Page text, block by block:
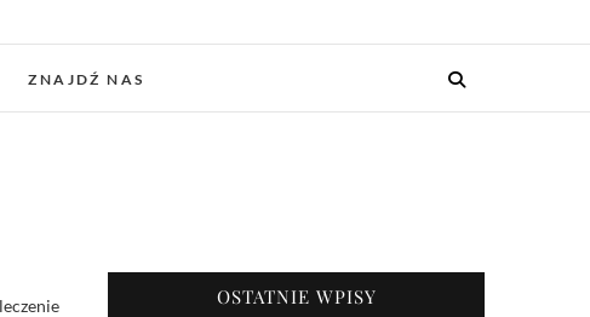
ZNAJDŹ NAS
OSTATNIE WPISY